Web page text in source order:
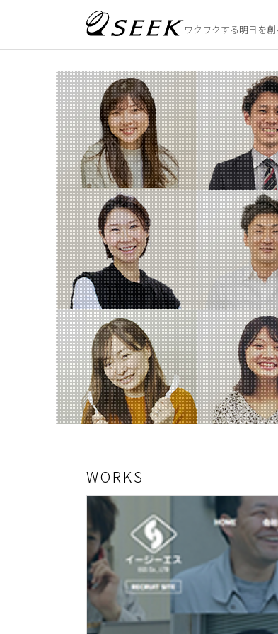
ワクワクする明日を創
WORKS